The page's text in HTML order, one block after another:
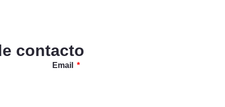
contacto
Email